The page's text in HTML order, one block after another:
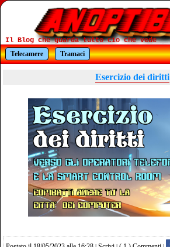
Il Blog che guarda tutto cio che vede
Telecamere
Tramaci
Esercizio dei diritti